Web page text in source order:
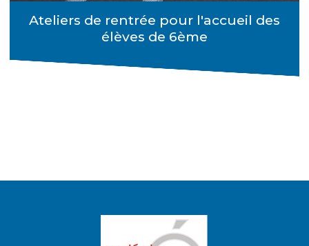
Ateliers de rentrée pour l'accueil des
élèves de 6ème